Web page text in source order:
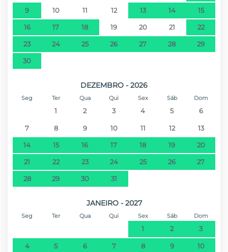
9 10 11 12 13 14 15
16 17 18 19 20 21 22
23 24 25 26 27 28 29
30
DEZEMBRO - 2026
Seg Ter Qua Qui Sex Sáb Dom
1 2 3 4 5 6
7 8 9 10 11 12 13
14 15 16 17 18 19 20
21 22 23 24 25 26 27
28 29 30 31
JANEIRO - 2027
Seg Ter Qua Qui Sex Sáb Dom
1 2 3
4 5 6 7 8 9 10